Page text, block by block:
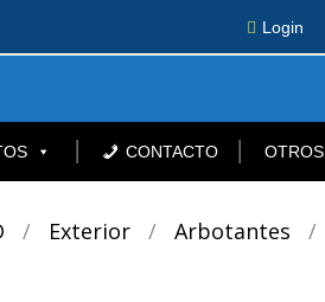
Login
CONTACTO OTROS
/ Exterior / Arbotantes /